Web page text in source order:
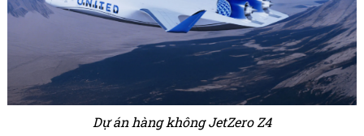
Dự án hàng không JetZero Z4